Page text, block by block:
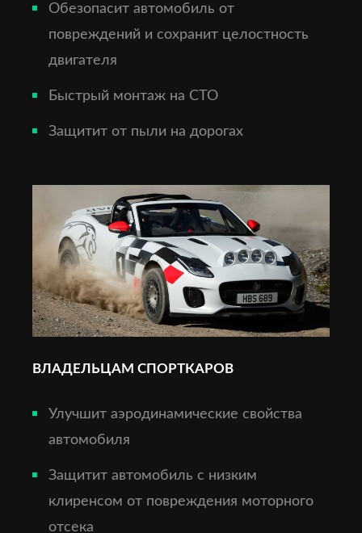
Обезопасит автомобиль от
повреждений и сохранит целостность
двигателя
Быстрый монтаж на СТО
Защитит от пыли на дорогах
ВЛАДЕЛЬЦАМ СПОРТКАРОВ
Улучшит аэродинамические свойства
автомобиля
Защитит автомобиль с низким
клиренсом от повреждения моторного
отсека